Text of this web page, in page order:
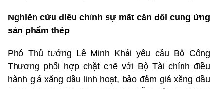
Nghiên cứu điều chỉnh sự mất cân đối cung ứng
sản phẩm thép
Phó Thủ tướng Lê Minh Khái yêu cầu Bộ Công
Thương phối hợp chặt chẽ với Bộ Tài chính điều
hành giá xăng dầu linh hoạt, bảo đảm giá xăng dầu